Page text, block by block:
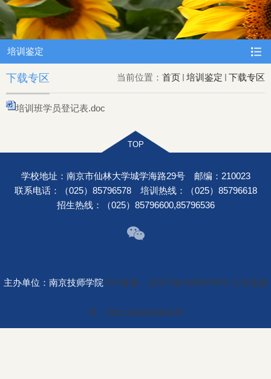
培训鉴定
当前位置： 首页 培训鉴定 下载专区
下载专区
培训班学员登记表.doc
学校地址：南京市仙林大学城学海路29号 邮编：210023
联系电话：（025）85796578 培训热线：（025）85796618
招生热线：（025）85796600,85796536
主办单位：南京技师学院 ICP备案：苏ICP备10084246号 公安备案
号：32011302320699号